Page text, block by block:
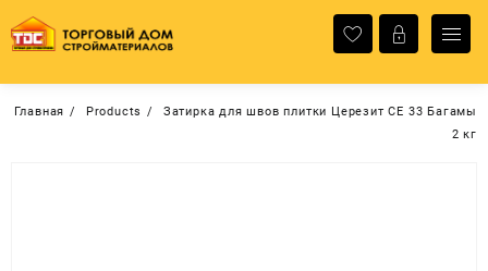
содержимому
Главная Products
Затирка для швов плитки Церезит СЕ 33 Багамы
2 кг